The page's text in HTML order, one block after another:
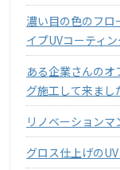
濃い目の色のフロ
イプUVコーティン
ある企業さんのオ
グ施工して来まし
リノベーションマ
グロス仕上げの